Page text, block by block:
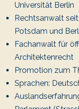
Universität Berlin
Rechtsanwalt
Potsdam und
Fachanwalt für
Architektenrecht
Promotion zum
Sprachen: